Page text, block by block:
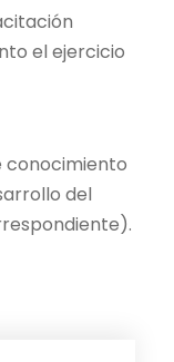
el ejercicio
conocimiento
del